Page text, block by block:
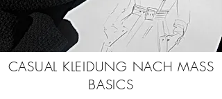
CASUAL KLEIDUNG NACH MASS
BASICS